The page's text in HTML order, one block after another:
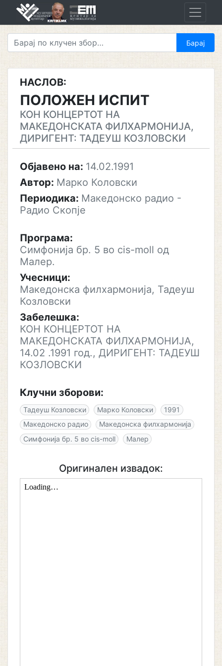
НАСЛОВ:
ПОЛОЖЕН ИСПИТ
КОН КОНЦЕРТОТ НА
МАКEДОНСКАТА ФИЛХАРМОНИЈА,
ДИРИГЕНТ: ТАДЕУШ КОЗЛОВСКИ
Објавено на: 14.02.1991
Автор: Марко Коловски
Периодика: Македонско радио -
Радио Скопје
Програма:
Симфонија бр. 5 во cis-moll од
Малер.
Учесници:
Македонска филхармонија, Тадеуш
Козловски
Забелешка:
КОН КОНЦЕРТОТ НА
МАКEДОНСКАТА ФИЛХАРМОНИЈА,
14.02 .1991 год., ДИРИГЕНТ: ТАДЕУШ
КОЗЛОВСКИ
Клучни зборови:
Тадеуш Козловски Марко Коловски
1991
Македонско радио
Македонскa филхармонија
Симфонија бр. 5 во cis-moll
Малер
Оригинален извадок: